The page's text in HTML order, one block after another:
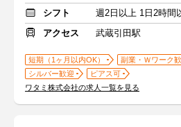
シフト
週2日以上 1日2時間
アクセス
武蔵引田駅
短期（1ヶ月以内OK） 副業・Ｗワーク
シルバー歓迎
ピアス可
ワタミ株式会社の求人一覧を見る